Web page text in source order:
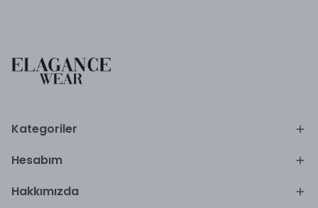
Kategoriler
Hesabım
Hakkımızda